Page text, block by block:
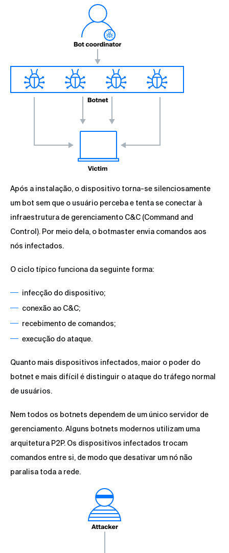
Após a instalação, o dispositivo torna-se silenciosamente
um bot sem que o usuário perceba e tenta se conectar à
infraestrutura de gerenciamento C&C (Command and
Control). Por meio dela, o botmaster envia comandos aos
nós infectados.
O ciclo típico funciona da seguinte forma:
infecção do dispositivo;
conexão ao C&C;
recebimento de comandos;
execução do ataque.
Quanto mais dispositivos infectados, maior o poder do
botnet e mais difícil é distinguir o ataque do tráfego normal
de usuários.
Nem todos os botnets dependem de um único servidor de
gerenciamento. Alguns botnets modernos utilizam uma
arquitetura P2P. Os dispositivos infectados trocam
comandos entre si, de modo que desativar um nó não
paralisa toda a rede.